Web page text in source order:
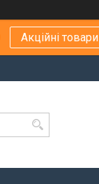
Акційні товари